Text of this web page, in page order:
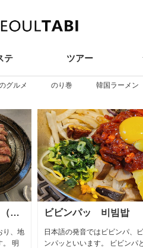
テ ツアー
グルメ のり巻 韓国ラーメン
韓国ではゾッバ
達と待ち合わ
リョンムキム
地元の人達が夏に
ンムキムチ冷麺